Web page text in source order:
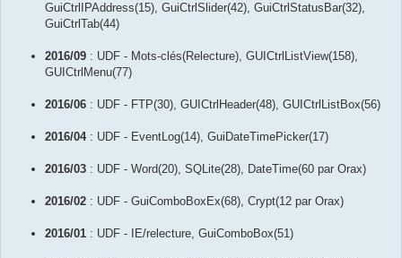
GuiCtrlIPAddress(15), GuiCtrlSlider(42), GuiCtrlStatusBar(32),
GuiCtrlTab(44)
2016/09 : UDF - Mots-clés(Relecture), GUICtrlListView(158),
GUICtrlMenu(77)
2016/06 : UDF - FTP(30), GUICtrlHeader(48), GUICtrlListBox(56)
2016/04: UDF - EventLog(14), GuiDateTimePicker(17)
2016/03 : UDF - Word(20), SQLite(28), DateTime(60 par Orax)
2016/02 : UDF - GuiComboBoxEx(68), Crypt(12 par Orax)
2016/01 : UDF - IE/relecture, GuiComboBox(51)